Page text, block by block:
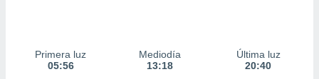
Primera luz
05:56
Mediodía
13:18
Última luz
20:40